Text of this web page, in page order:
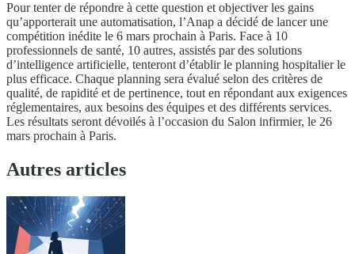
Pour tenter de répondre à cette question et objectiver les gains
qu’apporterait une automatisation, l’Anap a décidé de lancer une
compétition inédite le 6 mars prochain à Paris. Face à 10
professionnels de santé, 10 autres, assistés par des solutions
d’intelligence artificielle, tenteront d’établir le planning hospitalier le
plus efficace. Chaque planning sera évalué selon des critères de
qualité, de rapidité et de pertinence, tout en répondant aux exigences
réglementaires, aux besoins des équipes et des différents services.
Les résultats seront dévoilés à l’occasion du Salon infirmier, le 26
mars prochain à Paris.
Autres articles